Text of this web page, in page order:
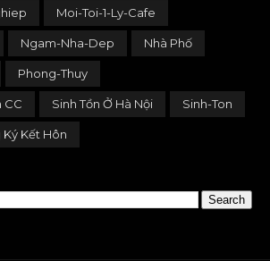
Moi-Toi-1-Ly-Cafe
Ngam-Nha-Dep Nhà Phố
Phong-Thuy
CC Sinh Tồn Ở Hà Nội Sinh-Ton
Kết Hôn